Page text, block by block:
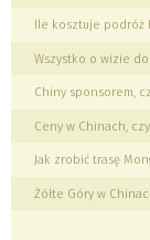
Ile kosztuje podróż
Wszystko o wizie
Chiny sponsorem,
Ceny w Chinach,
Jak zrobić trasę
Żółte Góry w